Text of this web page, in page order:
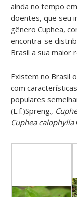
ainda no tempo
doentes, que seu
gênero Cuphea,
encontra-se
Brasil a sua maior
Existem no Brasil
com
populares
(L.f.)Spreng.,
Cuphea calophylla